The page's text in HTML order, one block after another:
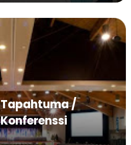
Tapahtuma /
Konferenssi